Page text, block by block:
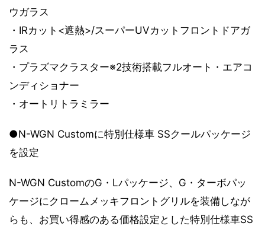
ウガラス
・IRカット<遮熱>/スーパーUVカットフロントドアガ
ラス
・プラズマクラスター※2技術搭載フルオート・エアコ
ンディショナー
・オートリトラミラー
●N-WGN Customに特別仕様車 SSクールパッケージ
を設定
N-WGN CustomのG・Lパッケージ、G・ターボパッ
ケージにクロームメッキフロントグリルを装備しなが
らも、お買い得感のある価格設定とした特別仕様車SS